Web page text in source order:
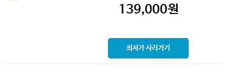
139,000원
최저가 사러가기